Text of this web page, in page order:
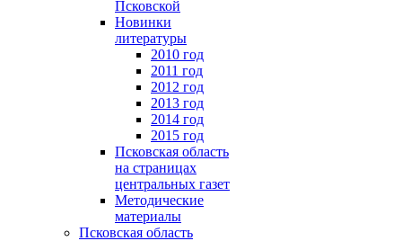
Псковской
Новинки
литературы
2010 год
2011 год
2012 год
2013 год
2014 год
2015 год
Псковская область
на страницах
центральных газет
Методические
материалы
Псковская область